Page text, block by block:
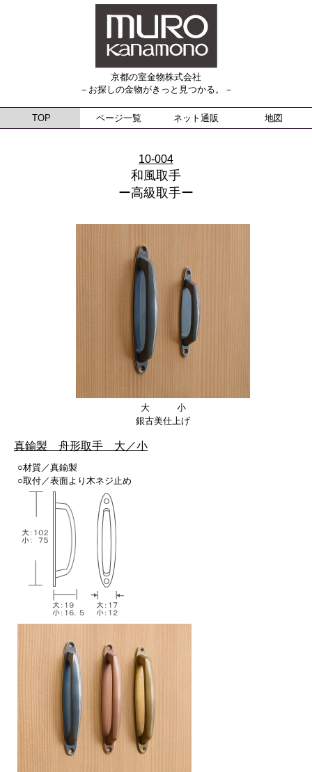
京都の室金物株式会社
－お探しの金物がきっと見つかる。－
TOP ページ一覧 ネット通販 地図
10-004
和風取手
ー高級取手ー
大 小
銀古美仕上げ
真鍮製 舟形取手 大／小
○材質／真鍮製
○取付／表面より木ネジ止め